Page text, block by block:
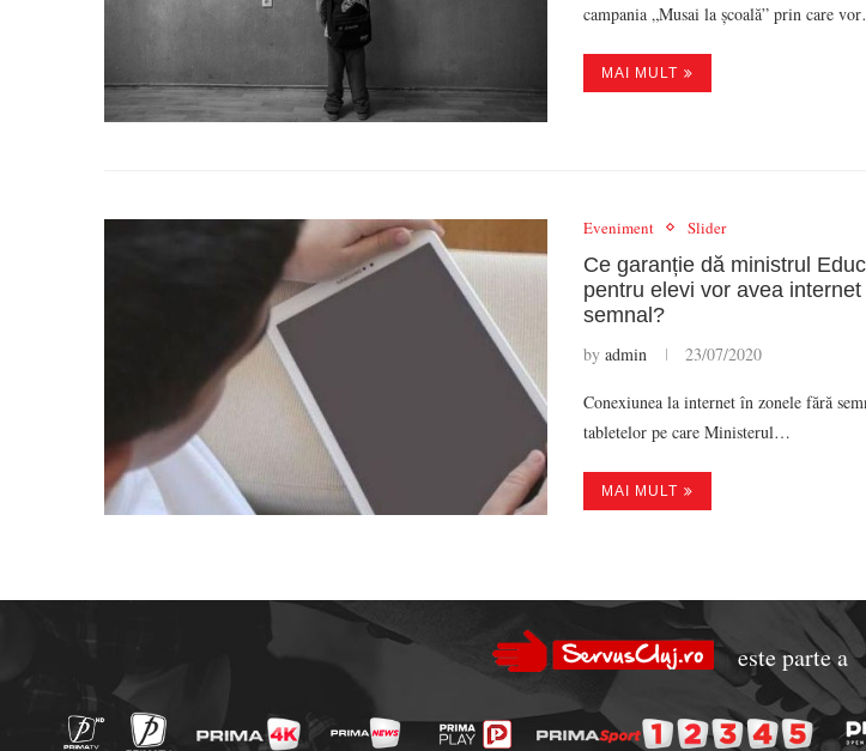
campania „Musai la școală” prin care
MAI MULT
Eveniment Slider
Ce garanție dă ministrul
pentru elevi vor avea
semnal?
by admin 23/07/2020
Conexiunea la internet în zonele fără
tabletelor pe care Ministerul…
MAI MULT
este parte a